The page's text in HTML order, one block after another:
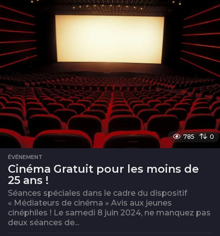
785 0
ÉVÉNEMENT
Cinéma Gratuit pour les moins de
25 ans !
Séances spéciales dans le cadre du dispositif
« Médiateurs de cinéma » Avis aux jeunes
cinéphiles ! Le samedi 8 juin 2024, ne manquez pas
deux séances de...